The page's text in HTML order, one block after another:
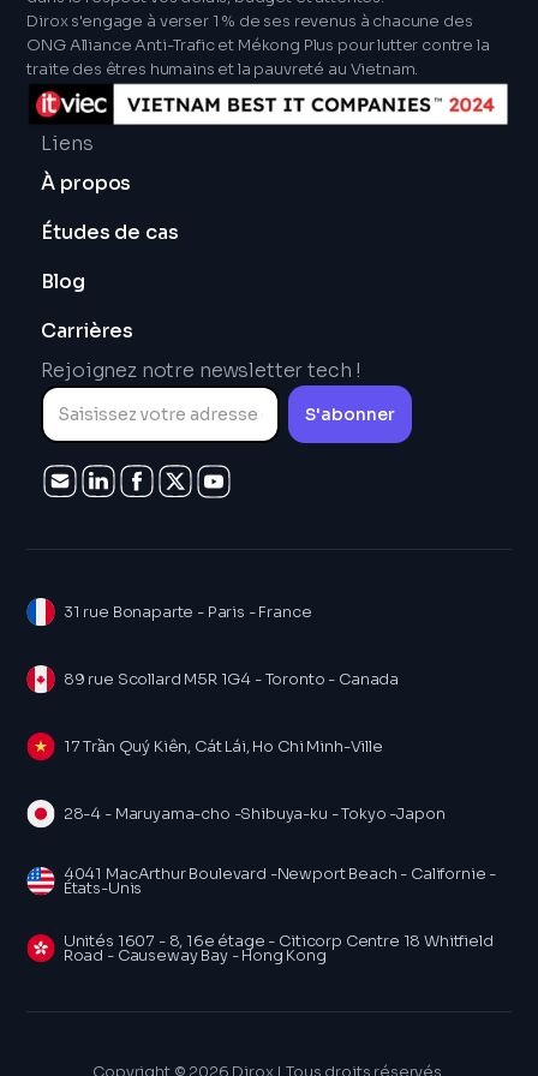
Dirox s'engage à verser 1 % de ses revenus à chacune des
ONG Alliance Anti-Trafic et Mékong Plus pour lutter contre la
traite des êtres humains et la pauvreté au Vietnam.
Liens
À propos
Études de cas
Blog
Carrières
Rejoignez notre newsletter tech !
31 rue Bonaparte - Paris - France
89 rue Scollard M5R 1G4 - Toronto - Canada
17 Trần Quý Kiên, Cát Lái, Ho Chi Minh-Ville
28-4 - Maruyama-cho -Shibuya-ku - Tokyo -Japon
4041 MacArthur Boulevard -Newport Beach - Californie -
États-Unis
Unités 1607 - 8, 16e étage - Citicorp Centre 18 Whitfield
Road - Causeway Bay - Hong Kong
Copyright © 2026 Dirox | Tous droits réservés.